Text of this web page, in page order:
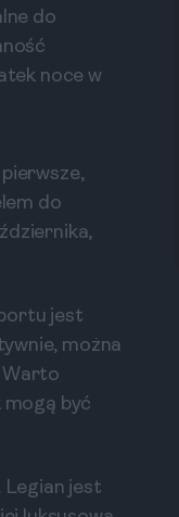
do
noce w
do
jest
można
Warto
być
Legian jest